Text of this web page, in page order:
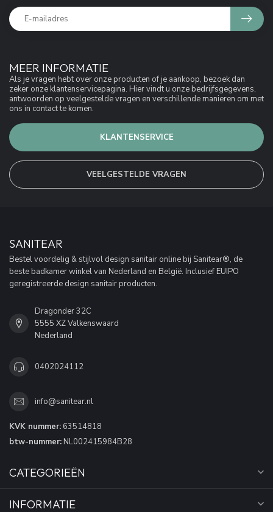
MEER INFORMATIE
Als je vragen hebt over onze producten of je aankoop, bezoek dan
zeker onze klantenservicepagina. Hier vindt u onze bedrijfsgegevens,
antwoorden op veelgestelde vragen en verschillende manieren om met
ons in contact te komen.
KLANTENSERVICE
VEELGESTELDE VRAGEN
SANITEAR
Bestel voordelig & stijlvol design sanitair online bij Sanitear®, de
beste badkamer winkel van Nederland en België. Inclusief EUIPO
geregistreerde design sanitair producten.
Dragonder 32C
5555 XZ Valkenswaard
Nederland
0402024112
info@sanitear.nl
KVK nummer: 63514818
btw-nummer: NL002415984B28
CATEGORIEËN
INFORMATIE